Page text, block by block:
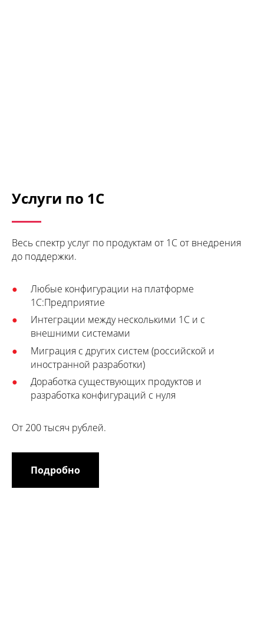
Услуги по 1С
Весь спектр услуг по продуктам от 1С от внедрения
до поддержки.
Любые конфигурации на платформе
1С:Предприятие
Интеграции между несколькими 1С и с
внешними системами
Миграция с других систем (российской и
иностранной разработки)
Доработка существующих продуктов и
разработка конфигураций с нуля
От 200 тысяч рублей.
Подробно